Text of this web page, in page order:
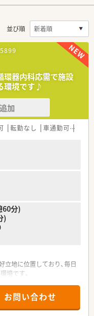
並び順
環器内科応需で施設
環境です♪
加
転勤なし 車通勤可
分)
)
地に位置しており、毎日
です。
ます。
在籍しており、人員体制
組めます。
お問い合わせ